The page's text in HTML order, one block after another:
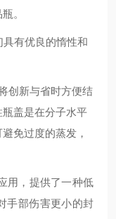
。
有优良的惰性和
创新与省时方便结
盖是在分子水平
免过度的蒸发，
用，提供了一种低
手部伤害更小的封